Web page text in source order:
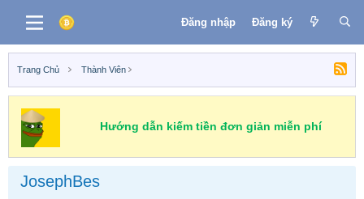
Đăng nhập Đăng ký
Trang Chủ Thành Viên
Hướng dẫn kiếm tiền đơn giản miễn phí
JosephBes